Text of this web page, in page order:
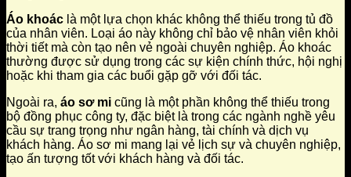
Áo khoác là một lựa chọn khác không thể thiếu trong tủ đồ
của nhân viên. Loại áo này không chỉ bảo vệ nhân viên khỏi
thời tiết mà còn tạo nên vẻ ngoài chuyên nghiệp. Áo khoác
thường được sử dụng trong các sự kiện chính thức, hội nghị
hoặc khi tham gia các buổi gặp gỡ với đối tác.
Ngoài ra, áo sơ mi cũng là một phần không thể thiếu trong
bộ đồng phục công ty, đặc biệt là trong các ngành nghề yêu
cầu sự trang trọng như ngân hàng, tài chính và dịch vụ
khách hàng. Áo sơ mi mang lại vẻ lịch sự và chuyên nghiệp,
tạo ấn tượng tốt với khách hàng và đối tác.